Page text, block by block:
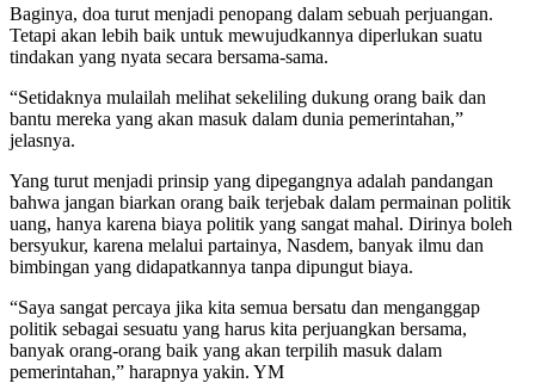
Baginya, doa turut menjadi penopang dalam sebuah perjuangan.
Tetapi akan lebih baik untuk mewujudkannya diperlukan suatu
tindakan yang nyata secara bersama-sama.
“Setidaknya mulailah melihat sekeliling dukung orang baik dan
bantu mereka yang akan masuk dalam dunia pemerintahan,”
jelasnya.
Yang turut menjadi prinsip yang dipegangnya adalah pandangan
bahwa jangan biarkan orang baik terjebak dalam permainan politik
uang, hanya karena biaya politik yang sangat mahal. Dirinya boleh
bersyukur, karena melalui partainya, Nasdem, banyak ilmu dan
bimbingan yang didapatkannya tanpa dipungut biaya.
“Saya sangat percaya jika kita semua bersatu dan menganggap
politik sebagai sesuatu yang harus kita perjuangkan bersama,
banyak orang-orang baik yang akan terpilih masuk dalam
pemerintahan,” harapnya yakin. YM